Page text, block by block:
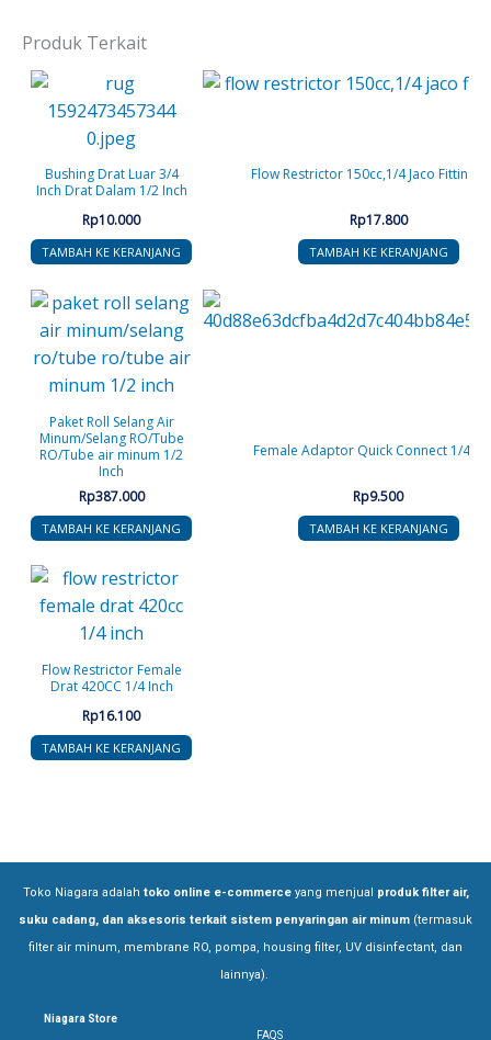
Produk Terkait
Bushing Drat Luar 3/4
Inch Drat Dalam 1/2 Inch
Rp10.000
TAMBAH KE KERANJANG
Flow Restrictor 150cc,1/4 Jaco Fitting
Rp17.800
TAMBAH KE KERANJANG
Paket Roll Selang Air
Minum/Selang RO/Tube
RO/Tube air minum 1/2
Inch
Rp387.000
TAMBAH KE KERANJANG
Female Adaptor Quick Connect 1/4 –
Rp9.500
TAMBAH KE KERANJANG
Flow Restrictor Female
Drat 420CC 1/4 Inch
Rp16.100
TAMBAH KE KERANJANG
Toko Niagara adalah toko online e-commerceyang menjual produk filter air,
suku cadang, dan aksesoris terkait sistem penyaringan air minum (termasuk
filter air minum, membrane RO, pompa, housing filter, UV disinfectant, dan
lainnya).
Niagara Store
FAQS